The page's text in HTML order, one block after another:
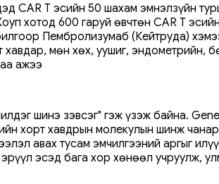
CAR T эсийн 50 шахам эмнэлзүйн
хотод 600 гаруй өвчтөн CAR T
Пембролизумаб (Кейтруда)
мөн хөх, уушиг,
ажээ
шинэ зэвсэг" гэж үзэж байна.
хорт хавдрын молекулын шинж
авах тусам эмчилгээний аргыг
эсэд бага хор хөнөөл учруулж,